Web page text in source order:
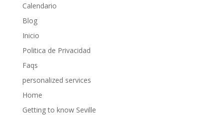
Calendario
Blog
Inicio
Politica de Privacidad
Faqs
personalized services
Home
Getting to know Seville